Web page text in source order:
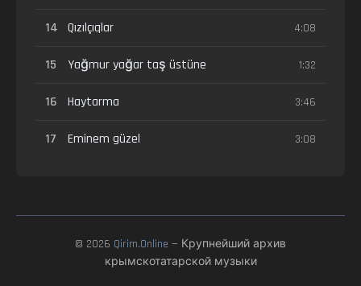
14 Qızılçıqlar 4:08
15 Yağmur yağar taş üstüne 1:32
16 Haytarma 3:46
17 Eminem güzel 3:08
© 2026 Qirim.Online — Крупнейший архив
крымскотатарской музыки